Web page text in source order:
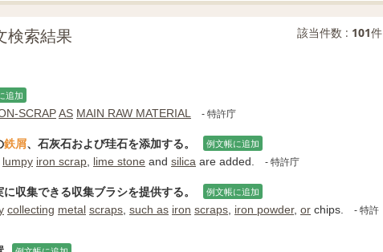
検索結果 該当件数 : 101件
追加
SCRAPAS MAIN RAW MATERIAL - 特許庁
鉄屑、石灰石および珪石を添加する。 例文帳に追加
lumpy iron scrap lime stone and silica are added. - 特許庁
収集できる収集ブラシを提供する。 例文帳に追加
collecting metal scraps such as iron scraps iron powder, or chips.
- 特許